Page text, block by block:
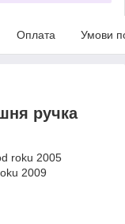
Оплата Умови
ручка
roku 2005
2009